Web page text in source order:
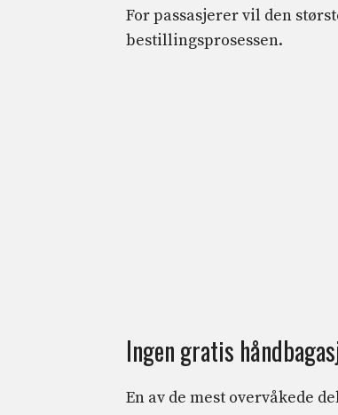
For passasjerer vil den
bestillingsprosessen.
Ingen gratis
En av de mest overvåkede